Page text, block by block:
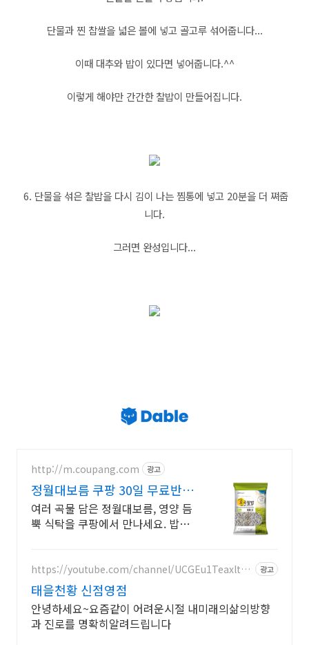
단물과 찐 찹쌀을 넓은 볼에 넣고 골고루 섞어줍니다...
이때 대추와 밥이 있다면 넣어줍니다.^^
이렇게 해야만 간간한 찰밥이 만들어집니다.
6. 단물을 섞은 찰밥을 다시 김이 나는 찜통에 넣고 20분을 더 쪄줍
니다.
그러면 완성입니다...
http://m.coupang.com 광고
정월대보름 쿠팡 30일 무료반품
부담 없이
여러 곡물 담은 정월대보름, 영양 듬
뿍 식탁을 쿠팡에서 만나세요. 밥맛
https://youtube.com/channel/UCGEu1Teaxlto3
광고
태을천황 신점영점
안녕하세요~요즘같이 어려운시절 내미래의삶의방향
과 진로를 명확히알려드립니다